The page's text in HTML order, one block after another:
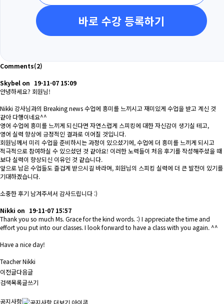
바로 수강 등록하기
Comments(2)
Skybel on 19-11-07 15:09
안녕하세요? 회원님!
Nikki 강사님과의 Breaking news 수업에 흥미를 느끼시고 재미있게 수업을 받고 계신 것
같아 다행이네요^^
영어 수업에 흥미를 느끼게 되신다면 자연스럽게 스피킹에 대한 자신감이 생기실 테고,
영어 실력 향상에 긍정적인 결과로 이어질 것입니다.
회원님께서 미리 수업을 준비하시는 과정이 있으셨기에, 수업에 더 흥미를 느끼게 되시고
적극적으로 참여하실 수 있으셨던 것 같아요! 이러한 노력들이 처음 후기를 작성해주셨을 때
보다 실력이 향상되신 이유인 것 같습니다.
앞으로 남은 수업들도 즐겁게 받으시길 바라며, 회원님의 스피킹 실력에 더 큰 발전이 있기를
기대하겠습니다.
소중한 후기 남겨주셔서 감사드립니다 :)
Nikki on 19-11-07 15:57
Thank you so much Ms. Grace for the kind words. :) I appreciate the time and
effort you put into our classes. I look forward to have a class with you again. ^^
Have a nice day!
Teacher Nikki
이전글다음글
검색목록글쓰기
공지사항